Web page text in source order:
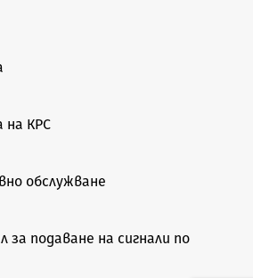
на КРС
обслужване
за подаване на сигнали по